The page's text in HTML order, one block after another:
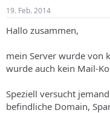
e
r
s
T
e
m
l
u
n
d
a
u
m
19. Feb. 2014
Hallo zusammen,
mein Server wurde von
wurde auch kein Mail-
Speziell versucht
befindliche Domain,